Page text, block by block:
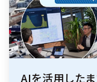
AIを活用した